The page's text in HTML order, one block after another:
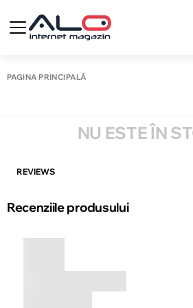
PAGINA PRINCIPALĂ
NU ESTE ÎN
REVIEWS
Recenziile produsului